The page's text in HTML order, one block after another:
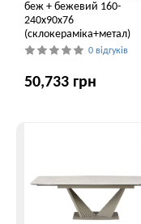
беж + бежевий 160-
240x90x76
(склокераміка+метал)
0 відгуків
50,733 грн